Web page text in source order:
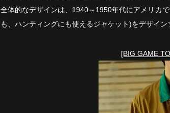
全体的なデザインは、1940～1950年代にアメリカ
も、ハンティングにも使えるジャケット)をデザイン
[BIG GAME